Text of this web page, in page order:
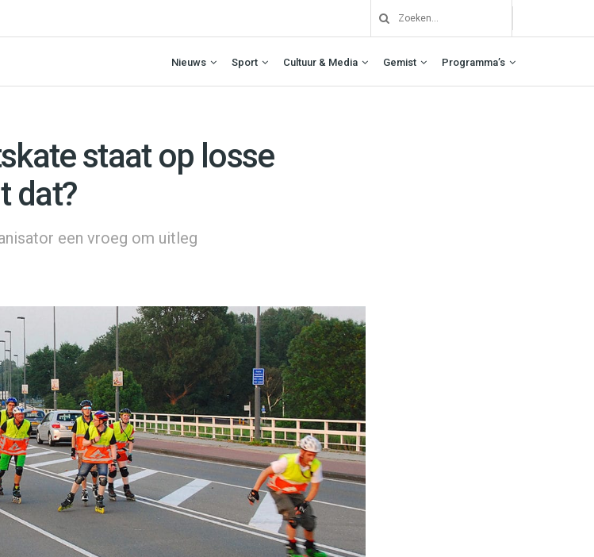
Nieuws Sport Cultuur & Media Gemist Programma’s
staat op losse
dat?
een vroeg om uitleg